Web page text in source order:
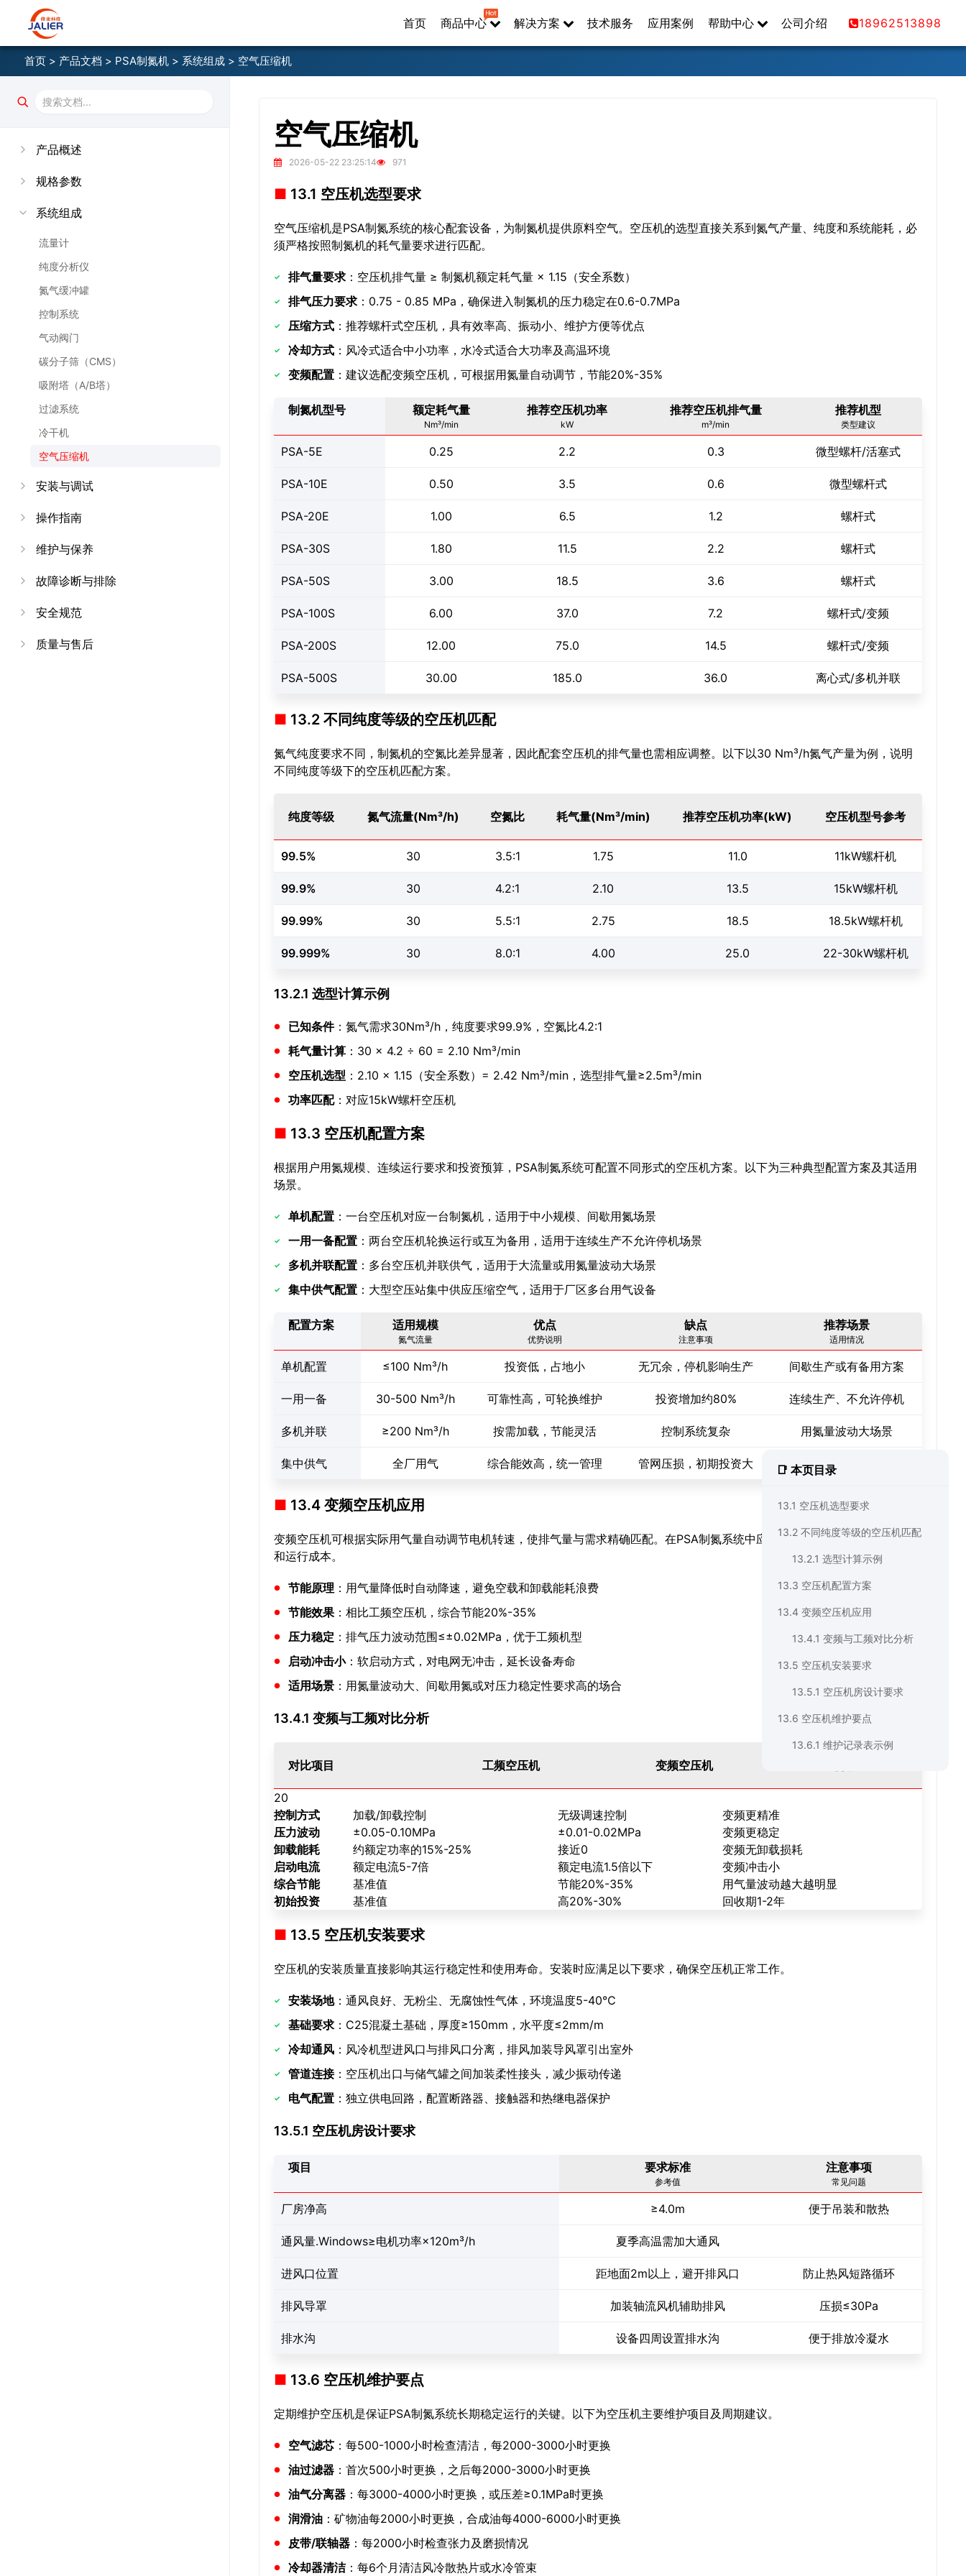
首页 商品中心 解决方案 技术服务 应用案例 帮助中心 公司介绍 18962513898
首页> 产品文档 > PSA制氮机> 系统组成> 空气压缩机
产品概述
规格参数
系统组成
流量计
纯度分析仪
氮气缓冲罐
控制系统
气动阀门
碳分子筛（CMS）
吸附塔（A/B塔）
过滤系统
冷干机
空气压缩机
安装与调试
操作指南
维护与保养
故障诊断与排除
安全规范
质量与售后
空气压缩机
2026-05-22 23:25:14 971
13.1 空压机选型要求
空气压缩机是PSA制氮系统的核心配套设备，为制氮机提供原料空气。空压机的选型直接关系到氮气产量、纯度和系统能耗，必
须严格按照制氮机的耗气量要求进行匹配。
排气量要求：空压机排气量 ≥ 制氮机额定耗气量 × 1.15（安全系数）
排气压力要求：0.75 - 0.85 MPa，确保进入制氮机的压力稳定在0.6-0.7MPa
压缩方式 ：推荐螺杆式空压机，具有效率高、振动小、维护方便等优点
冷却方式 ：风冷式适合中小功率，水冷式适合大功率及高温环境
变频配置 ：建议选配变频空压机，可根据用氮量自动调节，节能20%-35%
制氮机型号 额定耗气量
Nm³/min
推荐空压机功率
kW
推荐空压机排气量
m³/min
推荐机型
类型建议
PSA-5E 0.25 2.2 0.3 微型螺杆/活塞式
PSA-10E 0.50 3.5 0.6 微型螺杆式
PSA-20E 1.00 6.5 1.2 螺杆式
PSA-30S 1.80 11.5 2.2 螺杆式
PSA-50S 3.00 18.5 3.6 螺杆式
PSA-100S 6.00 37.0 7.2 螺杆式/变频
PSA-200S 12.00 75.0 14.5 螺杆式/变频
PSA-500S 30.00 185.0 36.0 离心式/多机并联
13.2 不同纯度等级的空压机匹配
氮气纯度要求不同，制氮机的空氮比差异显著，因此配套空压机的排气量也需相应调整。以下以30 Nm³/h氮气产量为例，说明
不同纯度等级下的空压机匹配方案。
纯度等级 氮气流量(Nm³/h) 空氮比 耗气量(Nm³/min) 推荐空压机功率(kW) 空压机型号参考
99.5% 30 3.5:1 1.75 11.0 11kW螺杆机
99.9% 30 4.2:1 2.10 13.5 15kW螺杆机
99.99% 30 5.5:1 2.75 18.5 18.5kW螺杆机
99.999% 30 8.0:1 4.00 25.0 22-30kW螺杆机
13.2.1 选型计算示例
已知条件：氮气需求30Nm³/h，纯度要求99.9%，空氮比4.2:1
耗气量计算 ：30 × 4.2 ÷ 60 = 2.10 Nm³/min
空压机选型 ：2.10 × 1.15（安全系数）= 2.42 Nm³/min，选型排气量≥2.5m³/min
功率匹配：对应15kW螺杆空压机
13.3 空压机配置方案
根据用户用氮规模、连续运行要求和投资预算，PSA制氮系统可配置不同形式的空压机方案。以下为三种典型配置方案及其适用
场景。
单机配置 ：一台空压机对应一台制氮机，适用于中小规模、间歇用氮场景
一用一备配置 ：两台空压机轮换运行或互为备用，适用于连续生产不允许停机场景
多机并联配置 ：多台空压机并联供气，适用于大流量或用氮量波动大场景
集中供气配置 ：大型空压站集中供应压缩空气，适用于厂区多台用气设备
配置方案 适用规模
氮气流量
优点
优势说明
缺点
注意事项
推荐场景
适用情况
单机配置 ≤100 Nm³/h 投资低，占地小 无冗余，停机影响生产 间歇生产或有备用方案
一用一备 30-500 Nm³/h 可靠性高，可轮换维护 投资增加约80% 连续生产、不允许停机
多机并联 ≥200 Nm³/h 按需加载，节能灵活 控制系统复杂 用氮量波动大场景
集中供气 全厂用气 综合能效高，统一管理 管网压损，初期投资大 厂区多处用气点
13.4 变频空压机应用
变频空压机可根据实际用气量自动调节电机转速，使排气量与需求精确匹配。在PSA制氮系统中应用变频技术，可显著降低能耗
和运行成本。
节能原理 ：用气量降低时自动降速，避免空载和卸载能耗浪费
节能效果：相比工频空压机，综合节能20%-35%
压力稳定 ：排气压力波动范围≤±0.02MPa，优于工频机型
启动冲击小：软启动方式，对电网无冲击，延长设备寿命
适用场景 ：用氮量波动大、间歇用氮或对压力稳定性要求高的场合
13.4.1 变频与工频对比分析
对比项目 工频空压机 变频空压机
20
控制方式
加载/卸载控制 无级调速控制
变频更精准
压力波动
±0.05-0.10MPa ±0.01-0.02MPa
变频更稳定
卸载能耗
约额定功率的15%-25% 接近0
变频无卸载损耗
启动电流
额定电流5-7倍 额定电流1.5倍以下
变频冲击小
综合节能
基准值 节能20%-35%
用气量波动越大越明显
初始投资
基准值 高20%-30% 回收期1-2年
13.5 空压机安装要求
空压机的安装质量直接影响其运行稳定性和使用寿命。安装时应满足以下要求，确保空压机正常工作。
安装场地：通风良好、无粉尘、无腐蚀性气体，环境温度5-40℃
基础要求：C25混凝土基础，厚度≥150mm，水平度≤2mm/m
冷却通风 ：风冷机型进风口与排风口分离，排风加装导风罩引出室外
管道连接：空压机出口与储气罐之间加装柔性接头，减少振动传递
电气配置 ：独立供电回路，配置断路器、接触器和热继电器保护
13.5.1 空压机房设计要求
项目 要求标准
参考值
注意事项
常见问题
厂房净高 ≥4.0m 便于吊装和散热
通风量.Windows≥电机功率×120m³/h 夏季高温需加大通风
进风口位置 距地面2m以上，避开排风口 防止热风短路循环
排风导罩 加装轴流风机辅助排风 压损≤30Pa
排水沟 设备四周设置排水沟 便于排放冷凝水
13.6 空压机维护要点
定期维护空压机是保证PSA制氮系统长期稳定运行的关键。以下为空压机主要维护项目及周期建议。
空气滤芯 ：每500-1000小时检查清洁，每2000-3000小时更换
油过滤器 ：首次500小时更换，之后每2000-3000小时更换
油气分离器 ：每3000-4000小时更换，或压差≥0.1MPa时更换
润滑油 ：矿物油每2000小时更换，合成油每4000-6000小时更换
皮带/联轴器 ：每2000小时检查张力及磨损情况
冷却器清洁：每6个月清洁风冷散热片或水冷管束
📑 本页目录
13.1 空压机选型要求
13.2 不同纯度等级的空压机匹配
13.2.1 选型计算示例
13.3 空压机配置方案
13.4 变频空压机应用
13.4.1 变频与工频对比分析
13.5 空压机安装要求
13.5.1 空压机房设计要求
13.6 空压机维护要点
13.6.1 维护记录表示例